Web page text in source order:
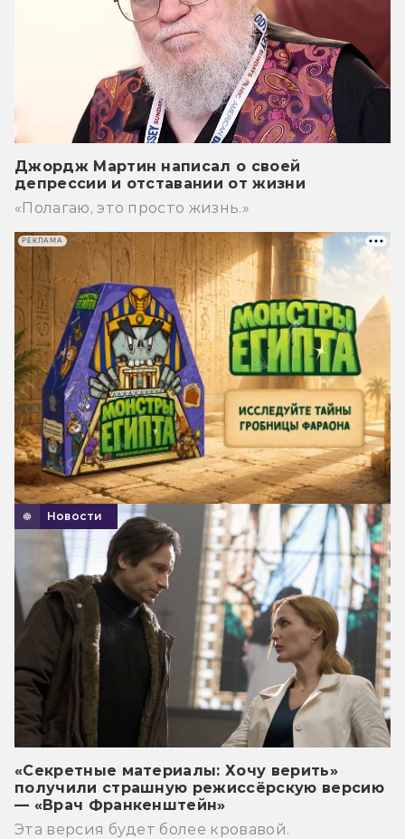
Джордж Мартин написал о своей
депрессии и отставании от жизни
«Полагаю, это просто жизнь.»
Новости
«Секретные материалы: Хочу верить»
получили страшную режиссёрскую версию
— «Врач Франкенштейн»
Эта версия будет более кровавой.
РЕКЛАМА